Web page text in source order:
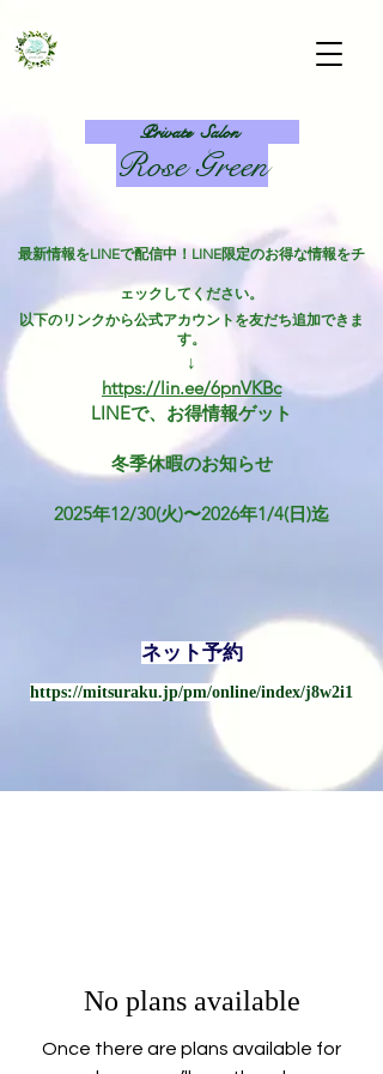
Private Salon
Rose Green​
ネット予約
https://mitsuraku.jp/pm/online/index/j8w2i1
最新情報をLINEで配信中！LINE限定のお得な情報をチ
ェックしてください。
以下のリンクから公式アカウントを友だち追加できま
す。
↓
https://lin.ee/6pnVKBc
​LINEで、お得情報ゲット
冬季休暇のお知らせ
2025年12/30(火)〜2026年1/4(日)迄
No plans available
Once there are plans available for